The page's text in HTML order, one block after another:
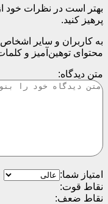
بهتر است در نظرات خود
پرهیز کنید.
به کاربران و سایر اشخاص
محتوای توهین‌آمیز و
متن دیدگاه:
امتیاز شما:
نقاط قوت:
نقاط ضعف: